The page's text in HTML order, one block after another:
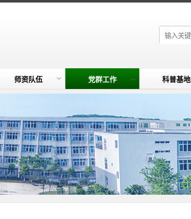
师资队伍 党群工作 科普基地